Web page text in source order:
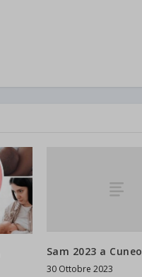
Sam 2023 a Cuneo
30 Ottobre 2023